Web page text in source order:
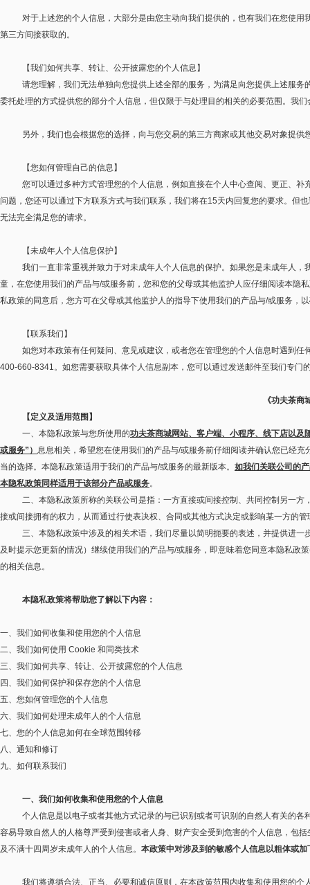
对于上述您的个人信息，大部分是由您主动向我们提供的，也有我们在您使用
第三方间接获取的。
【我们如何共享、转让、公开披露您的个人信息】
请您理解，我们无法单独向您提供上述全部的服务，为满足向您提供上述服
委托处理的方式提供您的部分个人信息，但仅限于与处理目的相关的必要范围。我
另外，我们也会根据您的选择，向与您交易的第三方商家或其他交易对象提
【您如何管理自己的信息】
您可以通过多种方式管理您的个人信息，例如直接在个人中心查阅、更正、
问题，您还可以通过下方联系方式与我们联系，我们将在15天内回复您的要求。但
无法完全满足您的请求。
【未成年人个人信息保护】
我们一直非常重视并致力于对未成年人个人信息的保护。如果您是未成年人
童，在您使用我们的产品与/或服务前，您和您的父母或其他监护人应仔细阅读本隐
私政策的同意后，您方可在父母或其他监护人的指导下使用我们的产品与/或服务，
【联系我们】
如您对本政策有任何疑问、意见或建议，或者您在管理您的个人信息时遇到
400-660-8341。如您需要获取具体个人信息副本，您可以通过发送邮件至我们专门
《功夫茶商
【定义及适用范围】
一、本隐私政策与您所使用的功夫茶商城网站、客户端、小程序、线下店以
或服务” ） 息息相关，希望您在使用我们的产品与/或服务前仔细阅读并确认您已经充
当的选择。本隐私政策适用于我们的产品与/或服务的最新版本。 如我们关联公司的
本隐私政策同样适用于该部分产品或服务。
二、本隐私政策所称的关联公司是指：一方直接或间接控制、共同控制另一
接或间接拥有的权力，从而通过行使表决权、合同或其他方式决定或影响某一方的管
三、本隐私政策中涉及的相关术语，我们尽量以简明扼要的表述，并提供进
及时提示您更新的情况）继续使用我们的产品与/或服务，即意味着您同意本隐私政策
的相关信息。
本隐私政策将帮助您了解以下内容：
一、我们如何收集和使用您的个人信息
二、我们如何使用 Cookie 和同类技术
三、我们如何共享、转让、公开披露您的个人信息
四、我们如何保护和保存您的个人信息
五、您如何管理您的个人信息
六、我们如何处理未成年人的个人信息
七、您的个人信息如何在全球范围转移
八、通知和修订
九、如何联系我们
一、我们如何收集和使用您的个人信息
个人信息是以电子或者其他方式记录的与已识别或者可识别的自然人有关的
容易导致自然人的人格尊严受到侵害或者人身、财产安全受到危害的个人信息，包
及不满十四周岁未成年人的个人信息。 本政策中对涉及到的敏感个人信息以粗体或
我们将遵循合法、正当、必要和诚信原则，在本政策范围内收集和使用您的个